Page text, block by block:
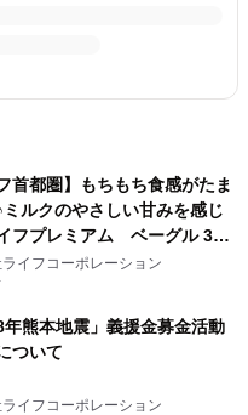
首都圏】もちもち食感がたま
ミルクのやさしい甘みを感じ
フプレミアム ベーグル 3
発売！
イフコーポレーション
年熊本地震」義援金募金活動
ついて
イフコーポレーション